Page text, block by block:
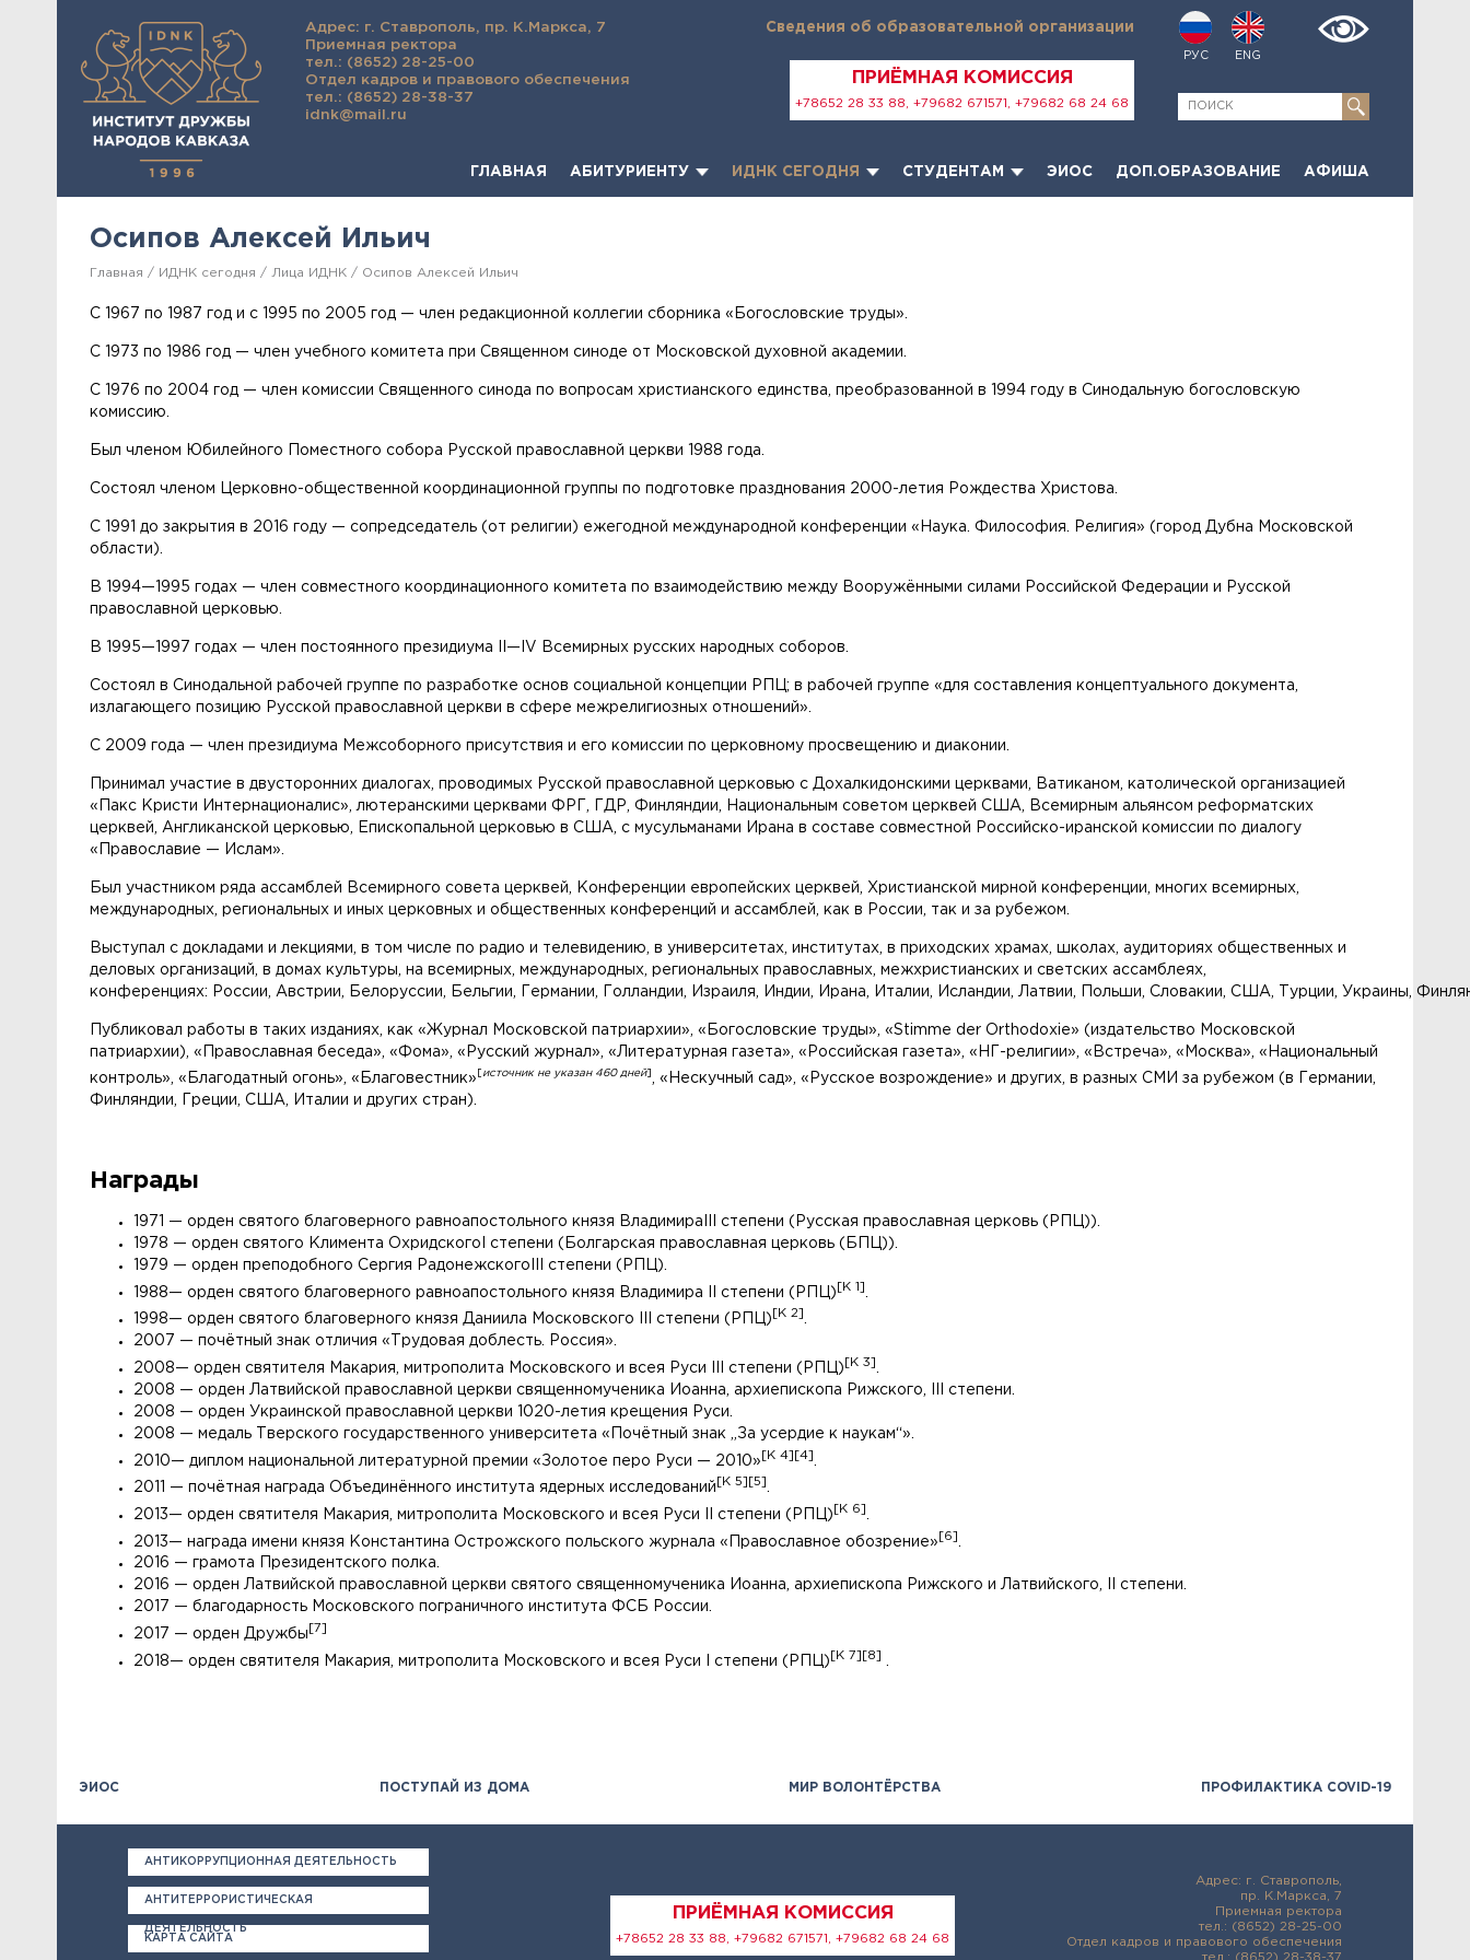
Адрес: г. Ставрополь, пр. К.Маркса, 7
Приемная ректора
тел.: (8652) 28-25-00
Отдел кадров и правового обеспечения
тел.: (8652) 28-38-37
idnk@mail.ru
Сведения об образовательной организации
ПРИЁМНАЯ КОМИССИЯ
+78652 28 33 88, +79682 671571, +79682 68 24 68
РУС ENG
ГЛАВНАЯ АБИТУРИЕНТУ ИДНК СЕГОДНЯ СТУДЕНТАМ ЭИОС ДОП.ОБРАЗОВАНИЕ АФИША
Осипов Алексей Ильич
Главная ИДНК сегодня Лица ИДНК Осипов Алексей Ильич
С 1967 по 1987 год и с 1995 по 2005 год — член редакционной коллегии сборника «Богословские труды».
С 1973 по 1986 год — член учебного комитета при Священном синоде от Московской духовной академии.
С 1976 по 2004 год — член комиссии Священного синода по вопросам христианского единства, преобразованной в 1994 году в Синодальную богословскую
комиссию.
Был членом Юбилейного Поместного собора Русской православной церкви 1988 года.
Состоял членом Церковно-общественной координационной группы по подготовке празднования 2000-летия Рождества Христова.
С 1991 до закрытия в 2016 году — сопредседатель (от религии) ежегодной международной конференции «Наука. Философия. Религия» (город Дубна Московской
области).
В 1994—1995 годах — член совместного координационного комитета по взаимодействию между Вооружёнными силами Российской Федерации и Русской
православной церковью.
В 1995—1997 годах — член постоянного президиума II—IV Всемирных русских народных соборов.
Состоял в Синодальной рабочей группе по разработке основ социальной концепции РПЦ; в рабочей группе «для составления концептуального документа,
излагающего позицию Русской православной церкви в сфере межрелигиозных отношений».
С 2009 года — член президиума Межсоборного присутствия и его комиссии по церковному просвещению и диаконии.
Принимал участие в двусторонних диалогах, проводимых Русской православной церковью с Дохалкидонскими церквами, Ватиканом, католической организацией
«Пакс Кристи Интернационалис», лютеранскими церквами ФРГ, ГДР, Финляндии, Национальным советом церквей США, Всемирным альянсом реформатских
церквей, Англиканской церковью, Епископальной церковью в США, с мусульманами Ирана в составе совместной Российско-иранской комиссии по диалогу
«Православие — Ислам».
Был участником ряда ассамблей Всемирного совета церквей, Конференции европейских церквей, Христианской мирной конференции, многих всемирных,
международных, региональных и иных церковных и общественных конференций и ассамблей, как в России, так и за рубежом.
Выступал с докладами и лекциями, в том числе по радио и телевидению, в университетах, институтах, в приходских храмах, школах, аудиториях общественных и
деловых организаций, в домах культуры, на всемирных, международных, региональных православных, межхристианских и светских ассамблеях,
конференциях: России, Австрии, Белоруссии, Бельгии, Германии, Голландии, Израиля, Индии, Ирана, Италии, Исландии, Латвии, Польши, Словакии, США, Турции, Украины,
Публиковал работы в таких изданиях, как «Журнал Московской патриархии», «Богословские труды», «Stimme der Orthodoxie» (издательство Московской
патриархии), «Православная беседа», «Фома», «Русский журнал», «Литературная газета», «Российская газета», «НГ-религии», «Встреча», «Москва», «Национальный
контроль», «Благодатный огонь», «Благовестник»
источник не указан 460 дней]
, «Нескучный сад», «Русское возрождение» и других, в разных СМИ за рубежом (в Германии,
Финляндии, Греции, США, Италии и других стран).
Награды
1971 — орден святого благоверного равноапостольного князя ВладимираIII степени (Русская православная церковь (РПЦ)).
1978 — орден святого Климента ОхридскогоI степени (Болгарская православная церковь (БПЦ)).
1979 — орден преподобного Сергия РадонежскогоIII степени (РПЦ).
1988— орден святого благоверного равноапостольного князя Владимира II степени (РПЦ) [K 1]
1998— орден святого благоверного князя Даниила Московского III степени (РПЦ) [K 2]
2007 — почётный знак отличия «Трудовая доблесть. Россия».
2008— орден святителя Макария, митрополита Московского и всея Руси III степени (РПЦ) [K 3]
2008 — орден Латвийской православной церкви священномученика Иоанна, архиепископа Рижского, III степени.
2008 — орден Украинской православной церкви 1020-летия крещения Руси.
2008 — медаль Тверского государственного университета «Почётный знак „За усердие к наукам“».
2010— диплом национальной литературной премии «Золотое перо Руси — 2010» [K 4] [4]
2011 — почётная награда Объединённого института ядерных исследований [K 5] [5]
2013— орден святителя Макария, митрополита Московского и всея Руси II степени (РПЦ) [K 6]
2013— награда имени князя Константина Острожского польского журнала «Православное обозрение» [6]
2016 — грамота Президентского полка.
2016 — орден Латвийской православной церкви святого священномученика Иоанна, архиепископа Рижского и Латвийского, II степени.
2017 — благодарность Московского пограничного института ФСБ России.
2017 — орден Дружбы [7]
2018— орден святителя Макария, митрополита Московского и всея Руси I степени (РПЦ) [K 7] [8]
ЭИОС ПОСТУПАЙ ИЗ ДОМА МИР ВОЛОНТЁРСТВА ПРОФИЛАКТИКА COVID-19
АНТИКОРРУПЦИОННАЯ ДЕЯТЕЛЬНОСТЬ
АНТИТЕРРОРИСТИЧЕСКАЯ
ДЕЯТЕЛЬНОСТЬ
КАРТА САЙТА
ПРИЁМНАЯ КОМИССИЯ
+78652 28 33 88, +79682 671571, +79682 68 24 68
Адрес: г. Ставрополь,
пр. К.Маркса, 7
Приемная ректора
тел.: (8652) 28-25-00
Отдел кадров и правового обеспечения
тел.: (8652) 28-38-37